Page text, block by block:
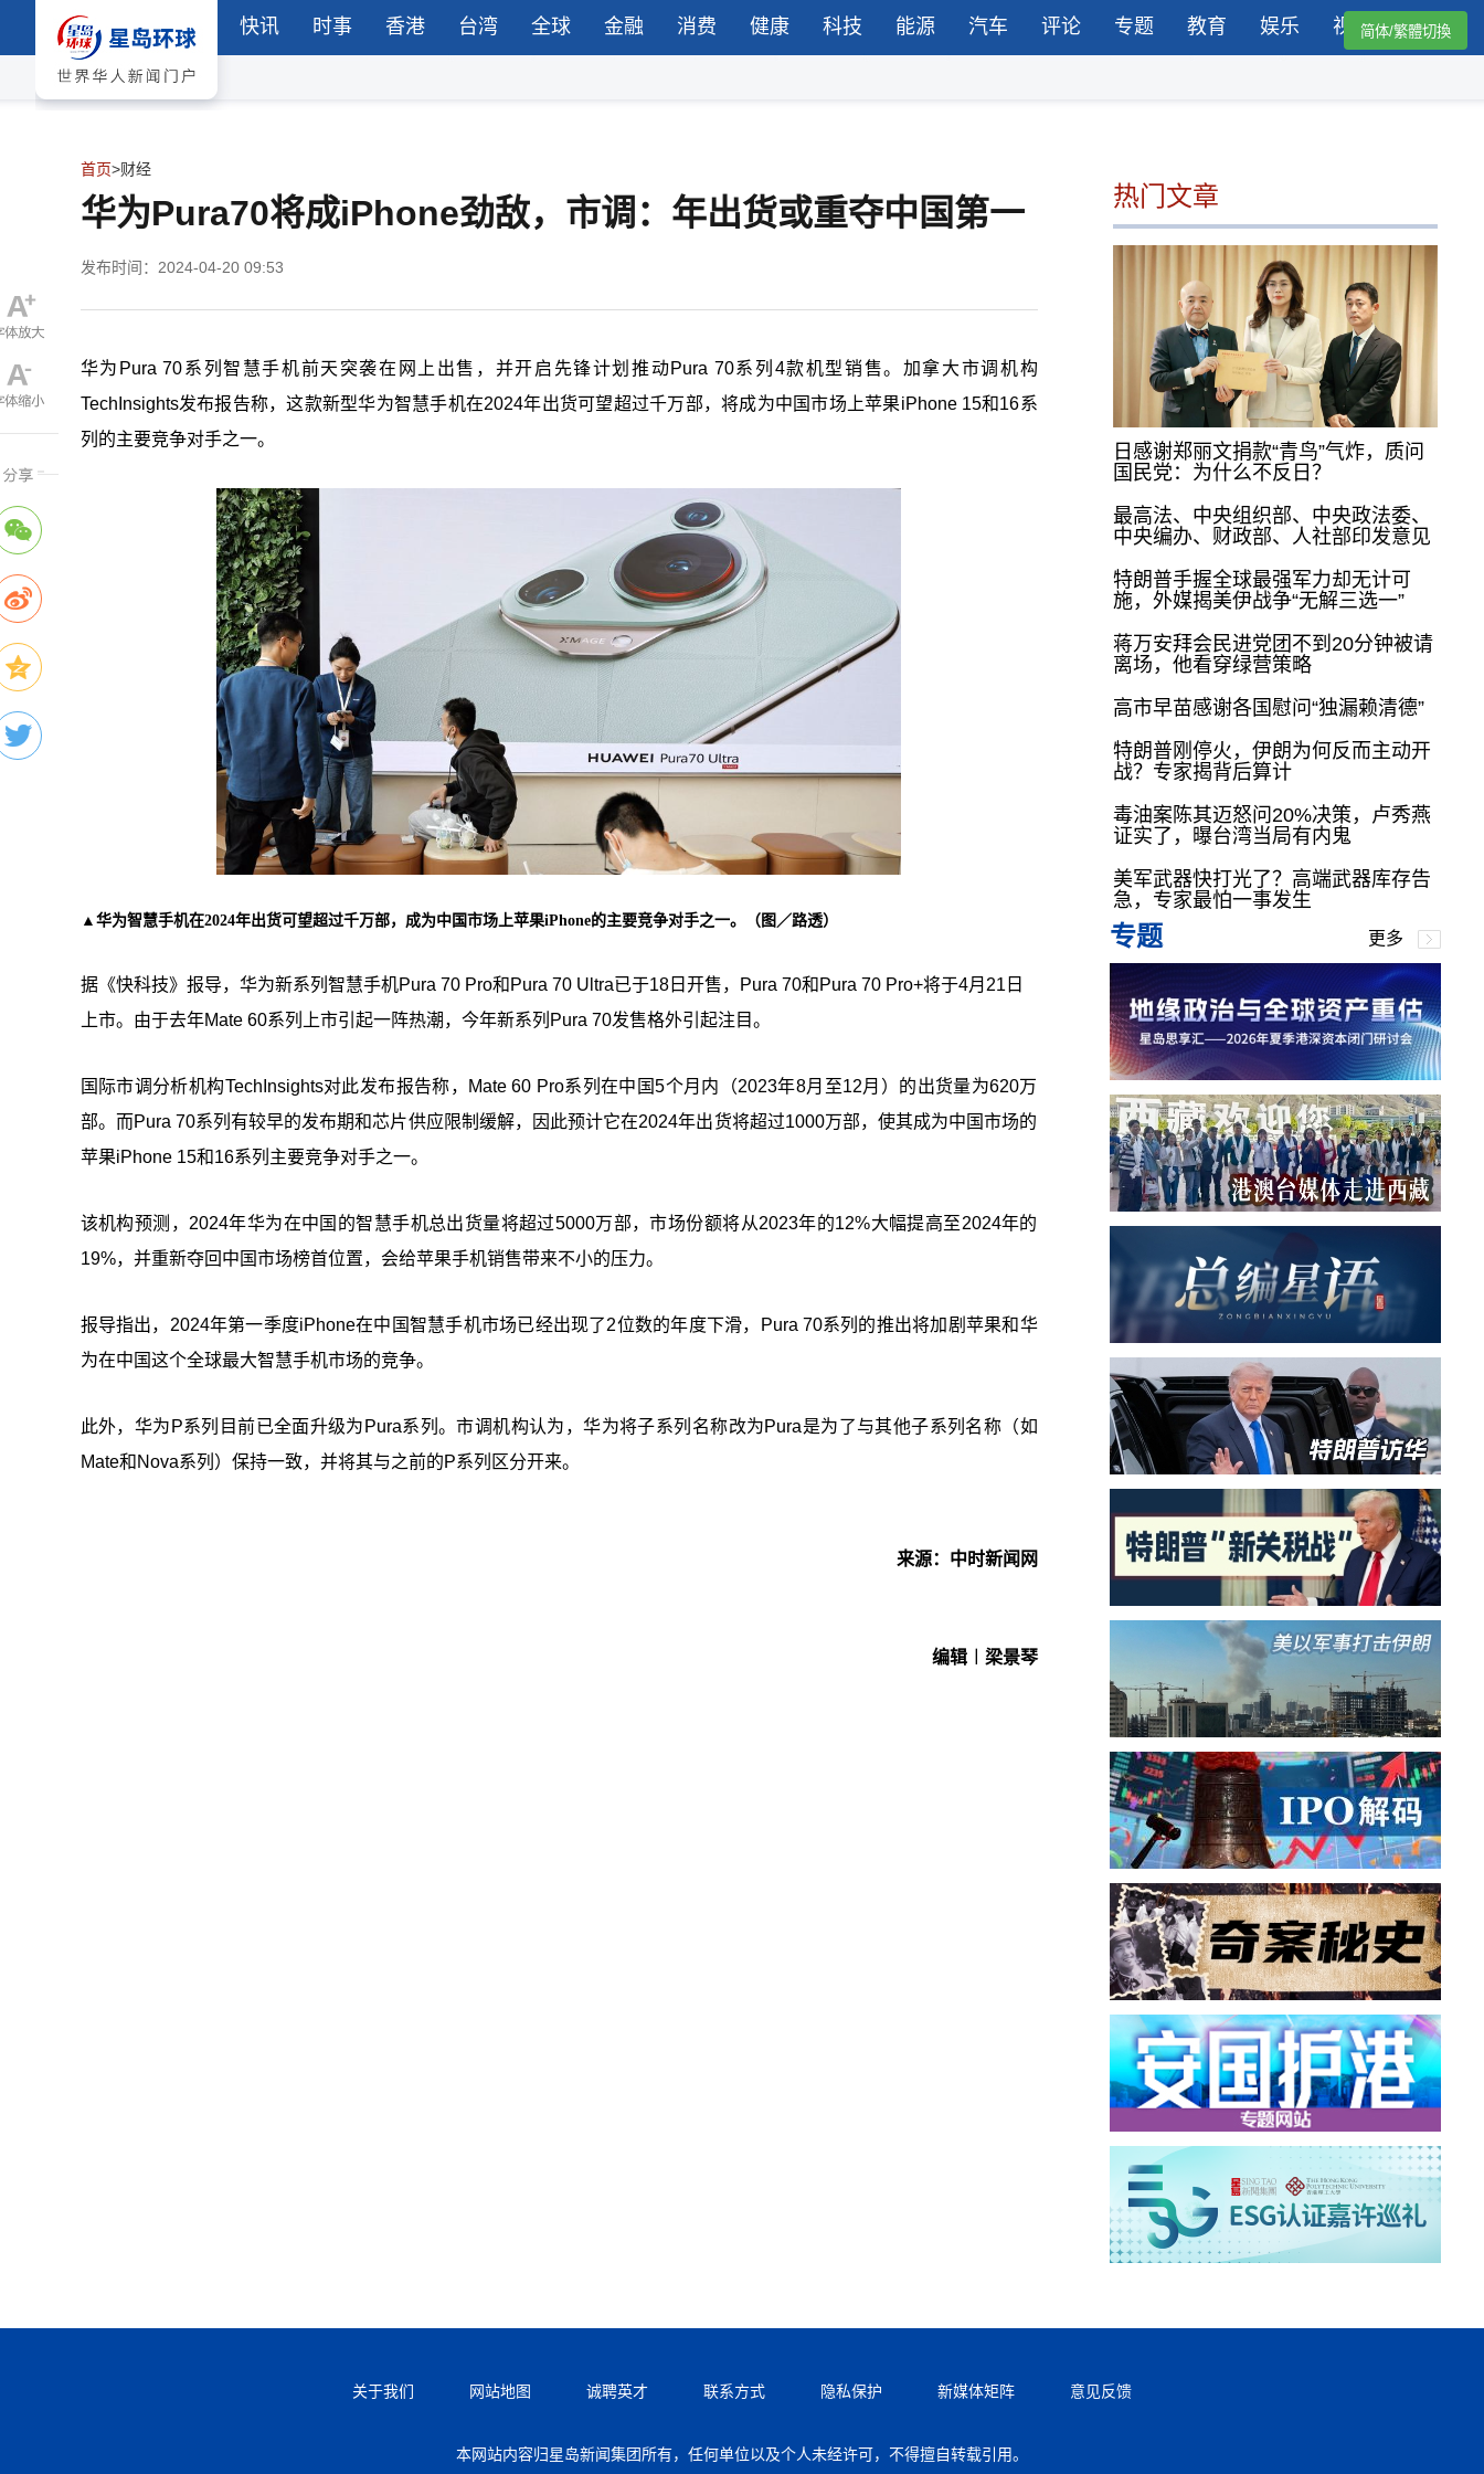
快讯 时事 香港 台湾 全球 金融 消费 健康 科技 能源 汽车 评论 专题 教育 娱乐 视频简体/繁體切換
首页>财经
华为Pura70将成iPhone劲敌，市调：年出货或重夺中国第一
发布时间：2024-04-20 09:53
华为Pura 70系列智慧手机前天突袭在网上出售，并开启先锋计划推动Pura 70系列4款机型销售。加拿大市调机构
TechInsights发布报告称，这款新型华为智慧手机在2024年出货可望超过千万部，将成为中国市场上苹果iPhone 15和16系
列的主要竞争对手之一。
▲华为智慧手机在2024年出货可望超过千万部，成为中国市场上苹果iPhone的主要竞争对手之一。（图／路透）
据《快科技》报导，华为新系列智慧手机Pura 70 Pro和Pura 70 Ultra已于18日开售，Pura 70和Pura 70 Pro+将于4月21日
上市。由于去年Mate 60系列上市引起一阵热潮，今年新系列Pura 70发售格外引起注目。
国际市调分析机构TechInsights对此发布报告称，Mate 60 Pro系列在中国5个月内（2023年8月至12月）的出货量为620万
部。而Pura 70系列有较早的发布期和芯片供应限制缓解，因此预计它在2024年出货将超过1000万部，使其成为中国市场的
苹果iPhone 15和16系列主要竞争对手之一。
该机构预测，2024年华为在中国的智慧手机总出货量将超过5000万部，市场份额将从2023年的12%大幅提高至2024年的
19%，并重新夺回中国市场榜首位置，会给苹果手机销售带来不小的压力。
报导指出，2024年第一季度iPhone在中国智慧手机市场已经出现了2位数的年度下滑，Pura 70系列的推出将加剧苹果和华
为在中国这个全球最大智慧手机市场的竞争。
此外，华为P系列目前已全面升级为Pura系列。市调机构认为，华为将子系列名称改为Pura是为了与其他子系列名称（如
Mate和Nova系列）保持一致，并将其与之前的P系列区分开来。
来源：中时新闻网
编辑︱梁景琴
热门文章
日感谢郑丽文捐款“青鸟”气炸，质问
国民党：为什么不反日？
最高法、中央组织部、中央政法委、
中央编办、财政部、人社部印发意见
特朗普手握全球最强军力却无计可
施，外媒揭美伊战争“无解三选一”
蒋万安拜会民进党团不到20分钟被请
离场，他看穿绿营策略
高市早苗感谢各国慰问“独漏赖清德”
特朗普刚停火，伊朗为何反而主动开
战？专家揭背后算计
毒油案陈其迈怒问20%决策，卢秀燕
证实了，曝台湾当局有内鬼
美军武器快打光了？高端武器库存告
急，专家最怕一事发生
专题 更多
关于我们 网站地图 诚聘英才 联系方式 隐私保护 新媒体矩阵 意见反馈
本网站内容归星岛新闻集团所有，任何单位以及个人未经许可，不得擅自转载引用。